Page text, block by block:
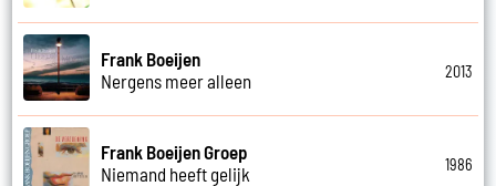
Frank Boeijen
Nergens meer alleen
2013
Frank Boeijen Groep
Niemand heeft gelijk
1986